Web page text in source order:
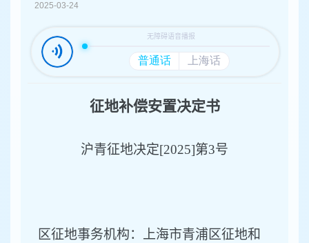
2025-03-24
征地补偿安置决定书
沪青征地决定[2025]第3号
区征地事务机构：上海市青浦区征地和